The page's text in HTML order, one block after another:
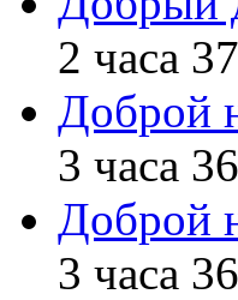
2 часа
Доброй
3 часа
Доброй
3 часа